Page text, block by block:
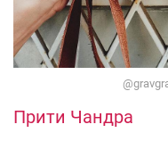
Прити Чандра